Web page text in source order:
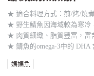
★ 適合料理方式：煎/烤/燒煮
★ 野生鯖魚因海域較為寒冷
★ 肉質細緻、脂質豐富，富
★ 鯖魚的omega-3中的 DHA
媽媽魚